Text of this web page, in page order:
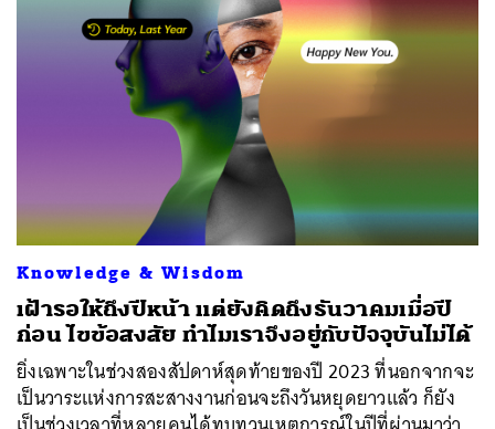
Knowledge & Wisdom
เฝ้ารอให้ถึงปีหน้า แต่ยังคิดถึงธันวาคมเมื่อปี
ก่อน ไขข้อสงสัย ทำไมเราจึงอยู่กับปัจจุบันไม่ได้
ยิ่งเฉพาะในช่วงสองสัปดาห์สุดท้ายของปี 2023 ที่นอกจากจะ
เป็นวาระแห่งการสะสางงานก่อนจะถึงวันหยุดยาวแล้ว ก็ยัง
ค้นหา
SHARE